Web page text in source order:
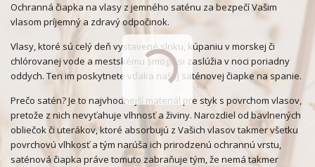
Ochranná čiapka na vlasy z jemného saténu za bezpečí Vašim
vlasom príjemný a zdravý odpočinok.
Vlasy, ktoré sú celý deň vystavené slnku, kúpaniu v morskej či
chlórovanej vode a mestskému smogu si zaslúžia v noci poriadny
oddych. Ten im poskytnete vďaka našej saténovej čiapke na spanie.
Prečo satén? Je to najvhodnejší materiál pre styk s povrchom vlasov,
pretože z nich nevyťahuje vlhnosť a živiny. Narozdiel od bavlnených
obliečok či uterákov, ktoré absorbujú z Vašich vlasov takmer všetku
povrchovú vlhkosť a tým narúša ich prirodzenú ochrannú vrstu,
saténová čiapka práve tomuto zabraňuje tým, že nemá takmer